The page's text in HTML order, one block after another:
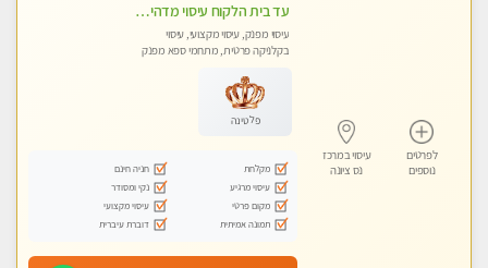
לפרטים
נוספים
עיסוי במרכז
נס ציונה
עד בית הלקוח עיסוי מדהים מפנק מקצועי ומרגיע !!
עיסוי מפנק, עיסוי מקצועי, עיסוי
בקלניקה פרטית, מתחמי ספא מפנק
פלטינה
מקלחת
חניה חינם
עיסוי מרגיע
נקי ומסודר
מקום פרטי
עיסוי מקצועי
תמונה אמיתית
דוברת עיברית